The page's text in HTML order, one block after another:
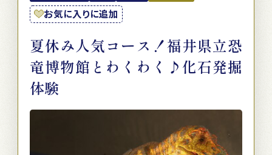
お気に入りに追加
夏休み人気コース！福井県立恐
竜博物館とわくわく♪化石発掘
体験